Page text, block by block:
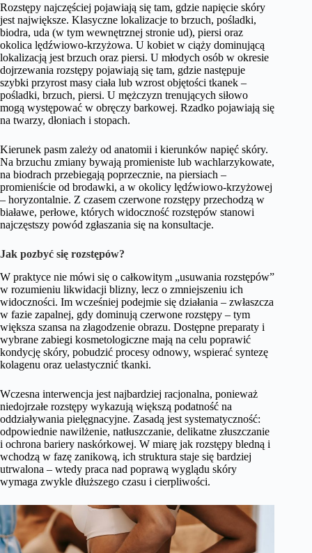
Rozstępy najczęściej pojawiają się tam, gdzie napięcie skóry
jest największe. Klasyczne lokalizacje to brzuch, pośladki,
biodra, uda (w tym wewnętrznej stronie ud), piersi oraz
okolica lędźwiowo-krzyżowa. U kobiet w ciąży dominującą
lokalizacją jest brzuch oraz piersi. U młodych osób w okresie
dojrzewania rozstępy pojawiają się tam, gdzie następuje
szybki przyrost masy ciała lub wzrost objętości tkanek –
pośladki, brzuch, piersi. U mężczyzn trenujących siłowo
mogą występować w obręczy barkowej. Rzadko pojawiają się
na twarzy, dłoniach i stopach.
Kierunek pasm zależy od anatomii i kierunków napięć skóry.
Na brzuchu zmiany bywają promieniste lub wachlarzykowate,
na biodrach przebiegają poprzecznie, na piersiach –
promieniście od brodawki, a w okolicy lędźwiowo-krzyżowej
– horyzontalnie. Z czasem czerwone rozstępy przechodzą w
białawe, perłowe, których widoczność rozstępów stanowi
najczęstszy powód zgłaszania się na konsultacje.
Jak pozbyć się rozstępów?
W praktyce nie mówi się o całkowitym „usuwania rozstępów”
w rozumieniu likwidacji blizny, lecz o zmniejszeniu ich
widoczności. Im wcześniej podejmie się działania – zwłaszcza
w fazie zapalnej, gdy dominują czerwone rozstępy – tym
większa szansa na złagodzenie obrazu. Dostępne preparaty i
wybrane zabiegi kosmetologiczne mają na celu poprawić
kondycję skóry, pobudzić procesy odnowy, wspierać syntezę
kolagenu oraz uelastycznić tkanki.
Wczesna interwencja jest najbardziej racjonalna, ponieważ
niedojrzałe rozstępy wykazują większą podatność na
oddziaływania pielęgnacyjne. Zasadą jest systematyczność:
odpowiednie nawilżenie, natłuszczanie, delikatne złuszczanie
i ochrona bariery naskórkowej. W miarę jak rozstępy bledną i
wchodzą w fazę zanikową, ich struktura staje się bardziej
utrwalona – wtedy praca nad poprawą wyglądu skóry
wymaga zwykle dłuższego czasu i cierpliwości.